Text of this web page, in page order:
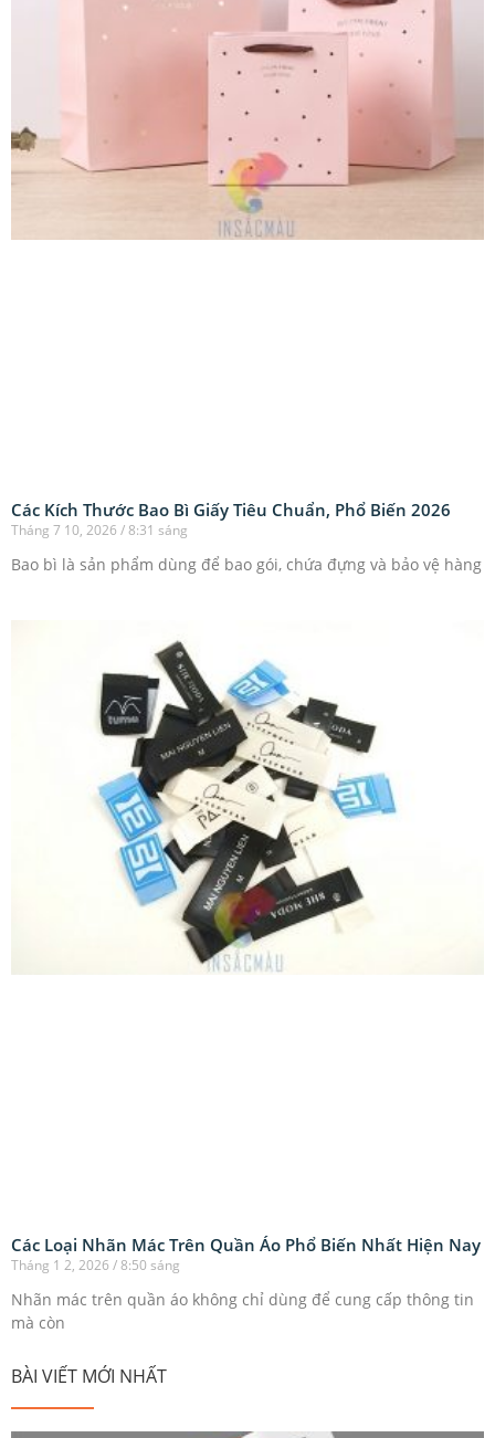
Các Kích Thước Bao Bì Giấy Tiêu Chuẩn, Phổ Biến 2026
Tháng 7 10, 2026 8:31 sáng
Bao bì là sản phẩm dùng để bao gói, chứa đựng và bảo vệ hàng
Các Loại Nhãn Mác Trên Quần Áo Phổ Biến Nhất Hiện Nay
Tháng 1 2, 2026 8:50 sáng
Nhãn mác trên quần áo không chỉ dùng để cung cấp thông tin
mà còn
BÀI VIẾT MỚI NHẤT